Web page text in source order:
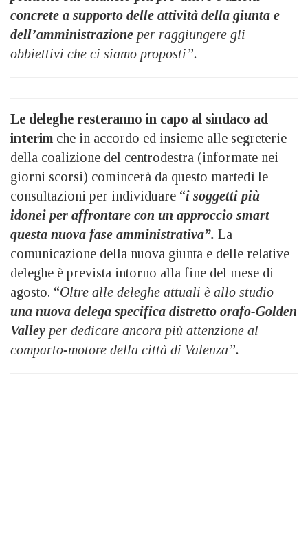
concrete a supporto delle attività della giunta e
dell’amministrazione per raggiungere gli
obbiettivi che ci siamo proposti”.
Le deleghe resteranno in capo al sindaco ad
interim che in accordo ed insieme alle segreterie
della coalizione del centrodestra (informate nei
giorni scorsi) comincerà da questo martedì le
consultazioni per individuare “i soggetti più
idonei per affrontare con un approccio smart
questa nuova fase amministrativa”. La
comunicazione della nuova giunta e delle relative
deleghe è prevista intorno alla fine del mese di
agosto. “Oltre alle deleghe attuali è allo studio
una nuova delega specifica distretto orafo-Golden
Valley per dedicare ancora più attenzione al
comparto-motore della città di Valenza”.